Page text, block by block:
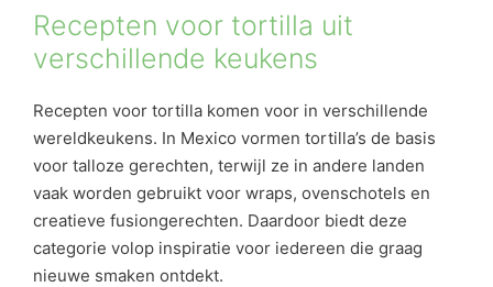
Recepten voor tortilla uit
verschillende keukens
Recepten voor tortilla komen voor in verschillende
wereldkeukens. In Mexico vormen tortilla’s de basis
voor talloze gerechten, terwijl ze in andere landen
vaak worden gebruikt voor wraps, ovenschotels en
creatieve fusiongerechten. Daardoor biedt deze
categorie volop inspiratie voor iedereen die graag
nieuwe smaken ontdekt.